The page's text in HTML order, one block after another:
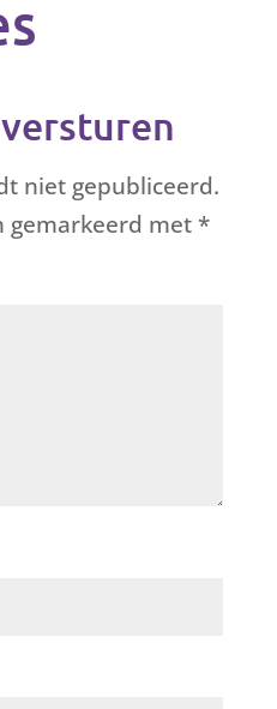
niet gepubliceerd.
gemarkeerd met *